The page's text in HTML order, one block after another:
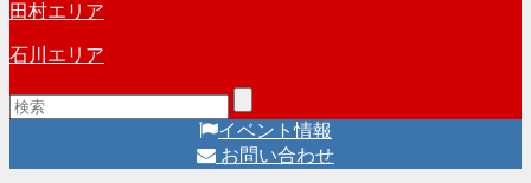
田村エリア
石川エリア
イベント情報
お問い合わせ